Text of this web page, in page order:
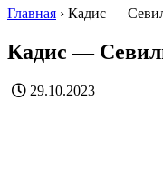
Главная › Кадис —
Кадис —
29.10.2023